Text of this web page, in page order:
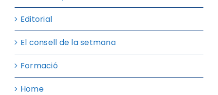
Editorial
El consell de la setmana
Formació
Home